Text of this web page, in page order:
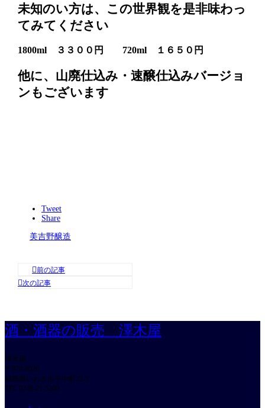
未知のい方は、この世界観を是非味わっ
てみてください
1800ml ３３００円 720ml １６５０円
他に、山廃仕込み・速醸仕込みバージョ
ンもございます
Tweet
Share
美吉野醸造
酒・酒器の販売 澤木屋
澤木屋
〒970-8026
福島県いわき市平中町23-3
TEL 0246-21-5200